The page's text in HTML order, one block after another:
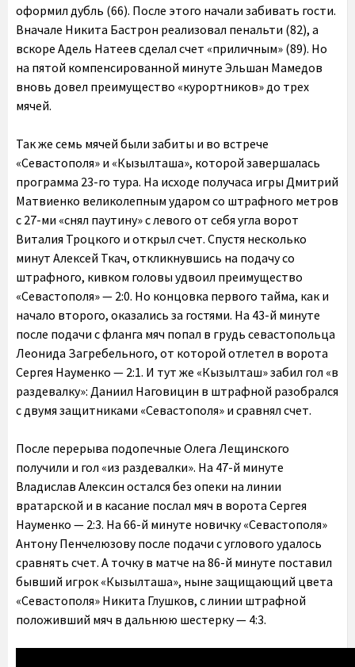
оформил дубль (66). После этого начали забивать гости.
Вначале Никита Бастрон реализовал пенальти (82), а
вскоре Адель Натеев сделал счет «приличным» (89). Но
на пятой компенсированной минуте Эльшан Мамедов
вновь довел преимущество «курортников» до трех
мячей.
Так же семь мячей были забиты и во встрече
«Севастополя» и «Кызылташа», которой завершалась
программа 23-го тура. На исходе получаса игры Дмитрий
Матвиенко великолепным ударом со штрафного метров
с 27-ми «снял паутину» с левого от себя угла ворот
Виталия Троцкого и открыл счет. Спустя несколько
минут Алексей Ткач, откликнувшись на подачу со
штрафного, кивком головы удвоил преимущество
«Севастополя» — 2:0. Но концовка первого тайма, как и
начало второго, оказались за гостями. На 43-й минуте
после подачи с фланга мяч попал в грудь севастопольца
Леонида Загребельного, от которой отлетел в ворота
Сергея Науменко — 2:1. И тут же «Кызылташ» забил гол «в
раздевалку»: Даниил Наговицин в штрафной разобрался
с двумя защитниками «Севастополя» и сравнял счет.
После перерыва подопечные Олега Лещинского
получили и гол «из раздевалки». На 47-й минуте
Владислав Алексин остался без опеки на линии
вратарской и в касание послал мяч в ворота Сергея
Науменко — 2:3. На 66-й минуте новичку «Севастополя»
Антону Пенчелюзову после подачи с углового удалось
сравнять счет. А точку в матче на 86-й минуте поставил
бывший игрок «Кызылташа», ныне защищающий цвета
«Севастополя» Никита Глушков, с линии штрафной
положивший мяч в дальнюю шестерку — 4:3.